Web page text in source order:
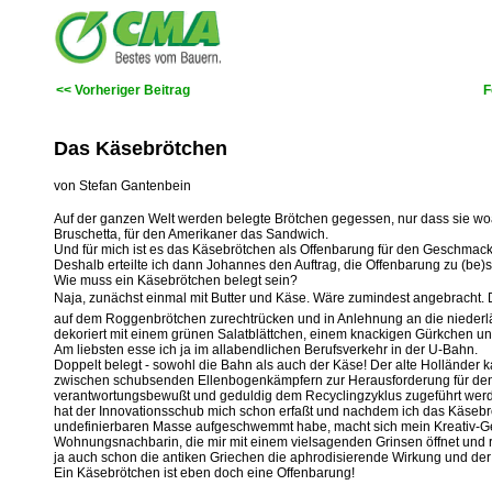
<< Vorheriger Beitrag
Das Käsebrötchen
von Stefan Gantenbein
Auf der ganzen Welt werden belegte Brötchen gegessen, nur dass sie
Bruschetta, für den Amerikaner das Sandwich.
Und für mich ist es das Käsebrötchen als Offenbarung für den
Deshalb erteilte ich dann Johannes den Auftrag, die Offenbarung zu
Wie muss ein Käsebrötchen belegt sein?
Naja, zunächst einmal mit Butter und Käse. Wäre zumindest
auf dem Roggenbrötchen zurechtrücken und in Anlehnung an die
dekoriert mit einem grünen Salatblättchen, einem knackigen Gürkchen
Am liebsten esse ich ja im allabendlichen Berufsverkehr in der U-Bahn.
Doppelt belegt - sowohl die Bahn als auch der Käse! Der alte
zwischen schubsenden Ellenbogenkämpfern zur Herausforderung für
verantwortungsbewußt und geduldig dem Recyclingzyklus zugeführt
hat der Innovationsschub mich schon erfaßt und nachdem ich das
undefinierbaren Masse aufgeschwemmt habe, macht sich mein
Wohnungsnachbarin, die mir mit einem vielsagenden Grinsen öffnet
ja auch schon die antiken Griechen die aphrodisierende Wirkung und
Ein Käsebrötchen ist eben doch eine Offenbarung!